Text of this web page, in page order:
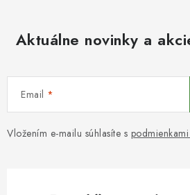
Aktuálne novinky a
Email
Vložením e-mailu súhlasíte s